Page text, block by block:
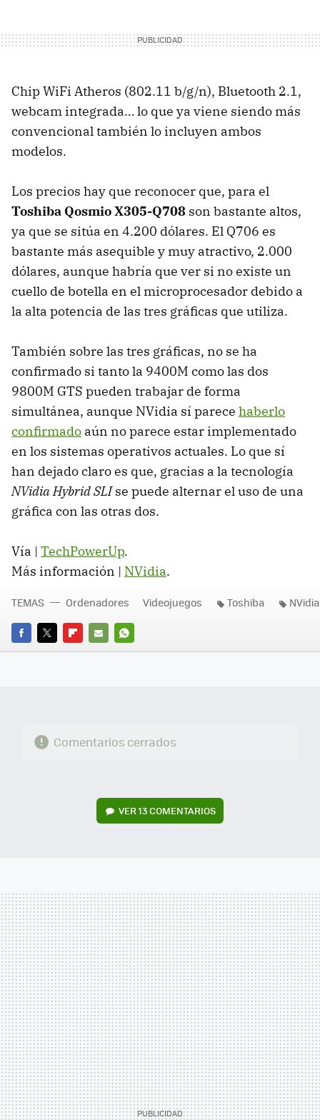
Chip WiFi Atheros (802.11 b/g/n), Bluetooth 2.1,
webcam integrada… lo que ya viene siendo más
convencional también lo incluyen ambos
modelos.
Los precios hay que reconocer que, para el
Toshiba Qosmio X305-Q708 son bastante altos,
ya que se sitúa en 4.200 dólares. El Q706 es
bastante más asequible y muy atractivo, 2.000
dólares, aunque habría que ver si no existe un
cuello de botella en el microprocesador debido a
la alta potencia de las tres gráficas que utiliza.
También sobre las tres gráficas, no se ha
confirmado si tanto la 9400M como las dos
9800M GTS pueden trabajar de forma
simultánea, aunque NVidia sí parece haberlo
confirmado aún no parece estar implementado
en los sistemas operativos actuales. Lo que sí
han dejado claro es que, gracias a la tecnología
NVidia Hybrid SLIse puede alternar el uso de una
gráfica con las otras dos.
Vía | TechPowerUp.
Más información | NVidia.
FACEBOOK
TWITTERFLIPBOARD
E-
WHATSAPP
TEMAS Ordenadores Videojuegos Toshiba NVidia
Comentarios cerrados
VER 13 COMENTARIOS